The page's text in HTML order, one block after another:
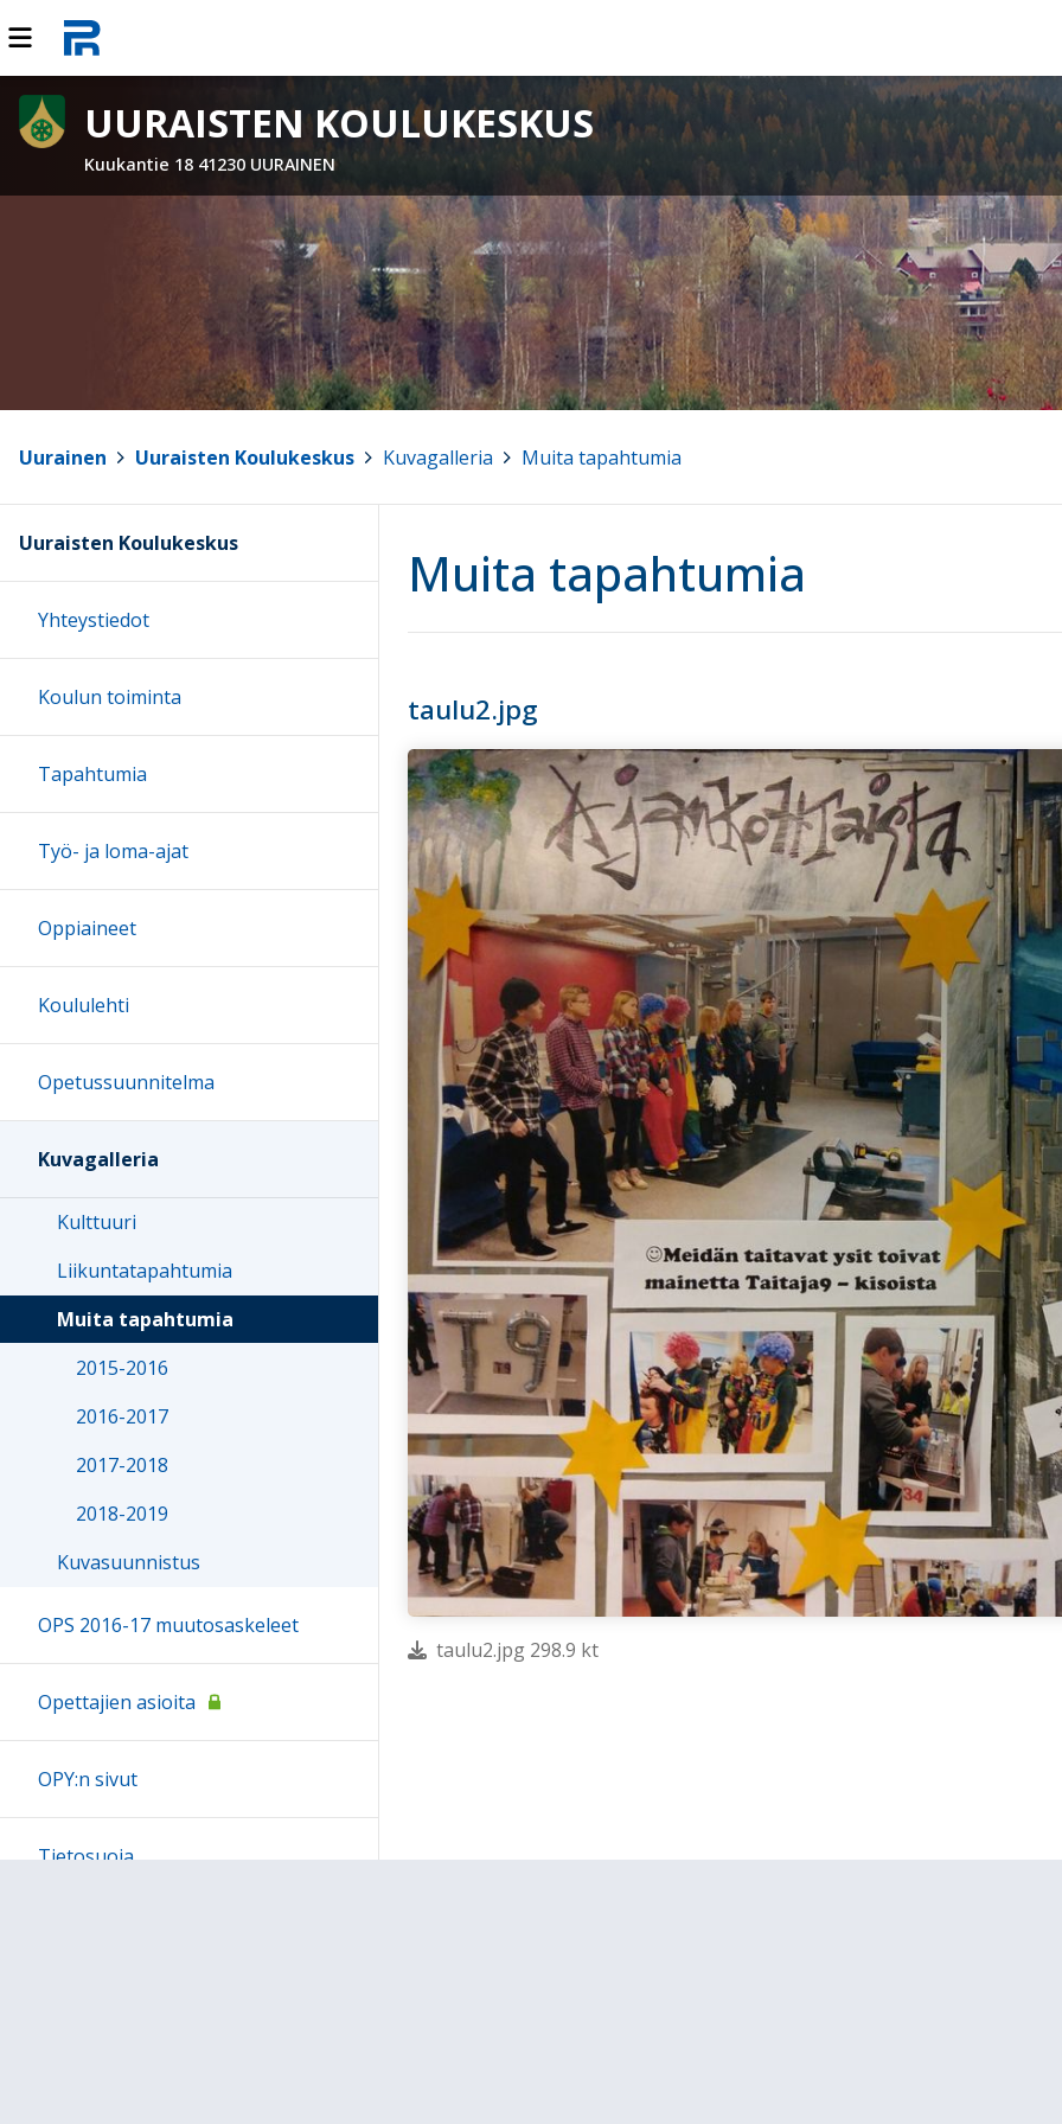
UURAISTEN KOULUKESKUS
Kuukantie 18 41230 UURAINEN
Uurainen Uuraisten Koulukeskus Kuvagalleria Muita tapahtumia
Muita tapahtumia
taulu2.jpg
taulu2.jpg 298.9 kt
Uuraisten Koulukeskus
Yhteystiedot
Koulun toiminta
Tapahtumia
Työ- ja loma-ajat
Oppiaineet
Koululehti
Opetussuunnitelma
Kuvagalleria
Kulttuuri
Liikuntatapahtumia
Muita tapahtumia
2015-2016
2016-2017
2017-2018
2018-2019
Kuvasuunnistus
OPS 2016-17 muutosaskeleet
Opettajien asioita
OPY:n sivut
Tietosuoja